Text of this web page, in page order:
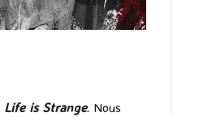
Life is Strange. Nous